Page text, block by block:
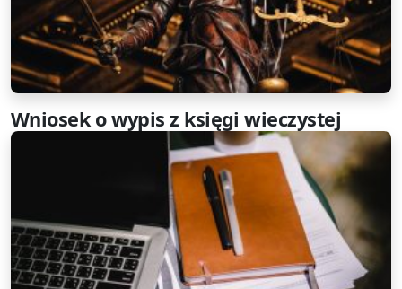
Wniosek o wypis z księgi wieczystej